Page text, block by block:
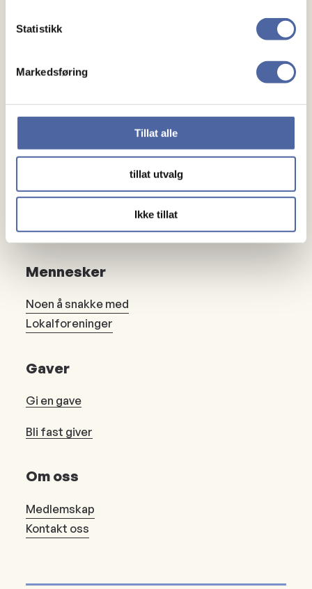
Statistikk
Markedsføring
Tillat alle
tillat utvalg
Ikke tillat
Ny med MS
Mennesker
Noen å snakke med
Lokalforeninger
Gaver
Gi en gave
Bli fast giver
Om oss
Medlemskap
Kontakt oss